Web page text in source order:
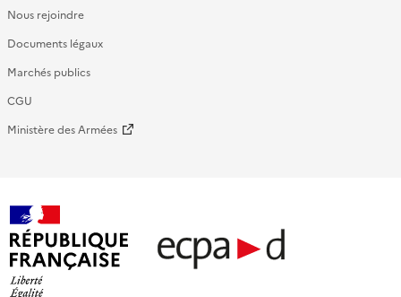
Nous rejoindre
Documents légaux
Marchés publics
CGU
Ministère des Armées
française - ECPAD